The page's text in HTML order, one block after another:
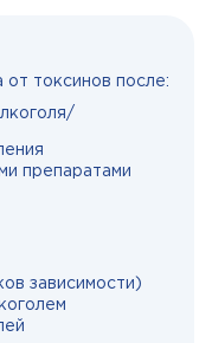
токсинов после:
препаратами
зависимости)